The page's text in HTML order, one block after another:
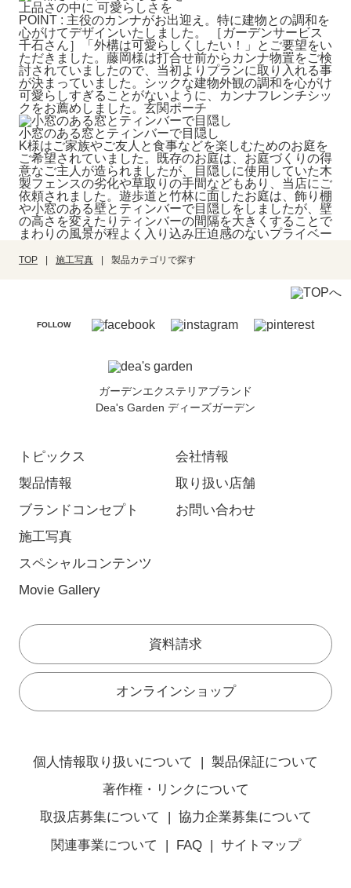
TOP 施工写真 製品カテゴリで探す
上品さの中に 可愛らしさを
POINT : 主役のカンナがお出迎え。特に建物との調和を
心がけてデザインいたしました。 ［ガーデンサービス
千石さん］「外構は可愛らしくしたい！」とご要望をい
ただきました。藤岡様は打合せ前からカンナ物置をご検
討されていましたので、当初よりプランに取り入れる事
が決まっていました。シックな建物外観の調和を心がけ
可愛らしすぎることがないように、カンナフレンチシッ
クをお薦めしました。玄関ポーチ
小窓のある窓とティンバーで目隠し
K様はご家族やご友人と食事などを楽しむためのお庭を
ご希望されていました。既存のお庭は、お庭づくりの得
意なご主人が造られましたが、目隠しに使用していた木
製フェンスの劣化や草取りの手間などもあり、当店にご
依頼されました。遊歩道と竹林に面したお庭は、飾り棚
や小窓のある壁とティンバーで目隠しをしましたが、壁
の高さを変えたりティンバーの間隔を大きくすることで
まわりの風景が程よく入り込み圧迫感のないプライベー
FOLLOW
ガーデンエクステリアブランド
Dea's Garden ディーズガーデン
トピックス
製品情報
ブランドコンセプト
施工写真
スペシャルコンテンツ
Movie Gallery
会社情報
取り扱い店舗
お問い合わせ
資料請求
オンラインショップ
個人情報取り扱いについて
製品保証について
著作権・リンクについて
取扱店募集について
協力企業募集について
関連事業について
FAQ サイトマップ